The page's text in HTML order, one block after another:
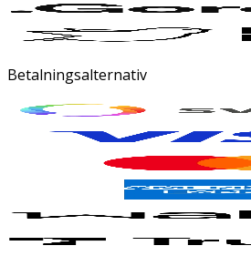
Betalningsalternativ